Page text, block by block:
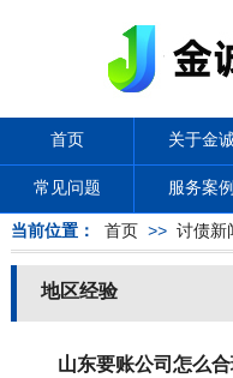
首页 关于金
常见问题 服务案例
当前位置： 首页 >> 讨债新
地区经验
山东要账公司怎么